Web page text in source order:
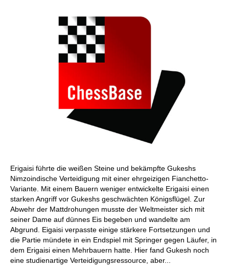
Erigaisi führte die weißen Steine und bekämpfte Gukeshs
Nimzoindische Verteidigung mit einer ehrgeizigen Fianchetto-
Variante. Mit einem Bauern weniger entwickelte Erigaisi einen
starken Angriff vor Gukeshs geschwächten Königsflügel. Zur
Abwehr der Mattdrohungen musste der Weltmeister sich mit
seiner Dame auf dünnes Eis begeben und wandelte am
Abgrund. Eigaisi verpasste einige stärkere Fortsetzungen und
die Partie mündete in ein Endspiel mit Springer gegen Läufer, in
dem Erigaisi einen Mehrbauern hatte. Hier fand Gukesh noch
eine studienartige Verteidigungsressource, aber...